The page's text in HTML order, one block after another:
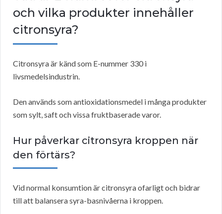
och vilka produkter innehåller
citronsyra?
Citronsyra är känd som E-nummer 330 i
livsmedelsindustrin.
Den används som antioxidationsmedel i många produkter
som sylt, saft och vissa fruktbaserade varor.
Hur påverkar citronsyra kroppen när
den förtärs?
Vid normal konsumtion är citronsyra ofarligt och bidrar
till att balansera syra-basnivåerna i kroppen.